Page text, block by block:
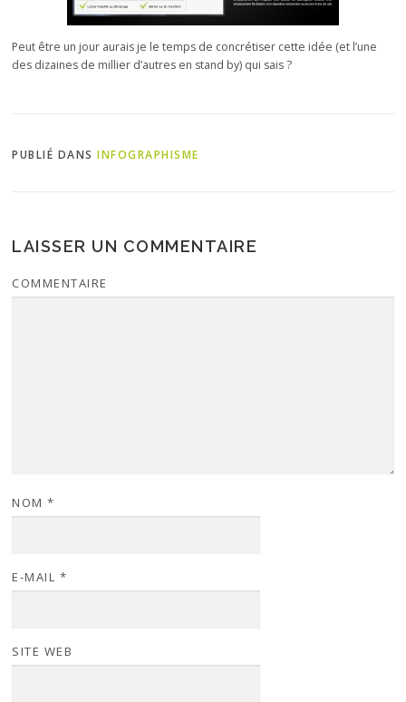
Peut être un jour aurais je le temps de concrétiser cette idée (et l’une
des dizaines de millier d’autres en stand by) qui sais ?
PUBLIÉ DANSINFOGRAPHISME
LAISSER UN COMMENTAIRE
COMMENTAIRE
NOM*
E-MAIL *
SITE WEB